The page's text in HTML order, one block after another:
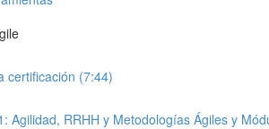
certificación (7:44)
Agilidad, RRHH y Metodologías Ágiles y